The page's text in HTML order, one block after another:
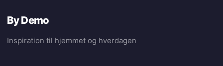
By Demo
Inspiration til hjemmet og hverdagen